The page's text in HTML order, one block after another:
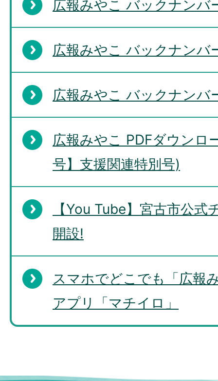
広報みやこ バックナンバ
広報みやこ バックナンバ
広報みやこ バックナンバ
広報みやこ PDFダウンロ
号】支援関連特別号)
【You Tube】宮古市公
開設!
スマホでどこでも「広報
アプリ「マチイロ」